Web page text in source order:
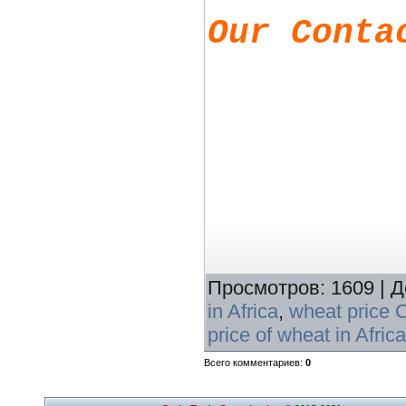
Our
Просмотров: 1609 |
in Africa, wheat price
price of wheat in
Всего комментариев: 0